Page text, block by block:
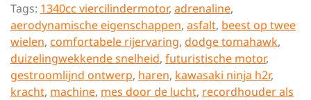
Tags: 1340cc viercilindermotor, adrenaline,
aerodynamische eigenschappen, asfalt, beest op twee
wielen, comfortabele rijervaring, dodge tomahawk,
duizelingwekkende snelheid, futuristische motor,
gestroomlijnd ontwerp, haren, kawasaki ninja h2r,
kracht, machine, mes door de lucht, recordhouder als